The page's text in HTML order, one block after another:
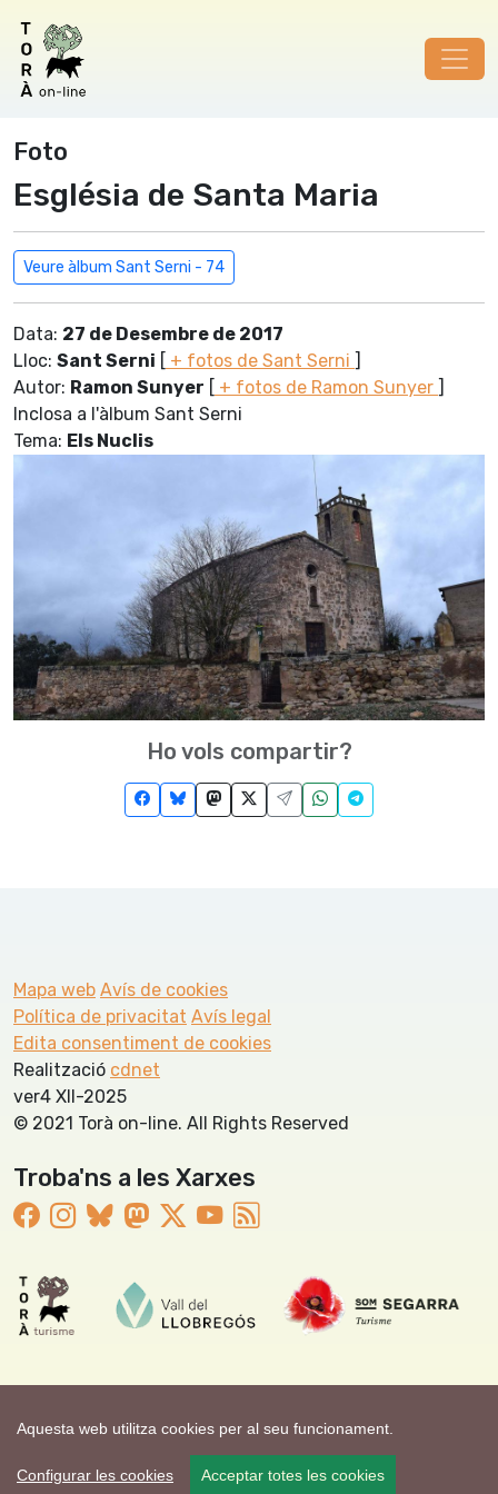
Aquesta web utilitza cookies per al seu funcionament.
Configurar les cookies Acceptar totes les cookies
Foto
Església de Santa Maria
Veure àlbum Sant Serni - 74
Data: 27 de Desembre de 2017
Lloc: Sant Serni [ + fotos de Sant Serni ]
Autor: Ramon Sunyer [ + fotos de Ramon Sunyer ]
Inclosa a l'àlbum Sant Serni
Tema: Els Nuclis
Ho vols compartir?
Mapa web Avís de cookies
Política de privacitat Avís legal
Edita consentiment de cookies
Realització cdnet
ver4 XII-2025
© 2021 Torà on-line. All Rights Reserved
Troba'ns a les Xarxes